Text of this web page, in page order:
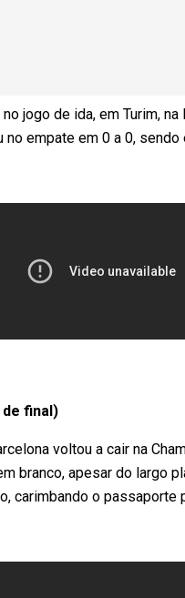
jogo de ida, em Turim,
empate em 0 a 0,
de final)
voltou a cair na
branco, apesar do largo
carimbando o passaporte